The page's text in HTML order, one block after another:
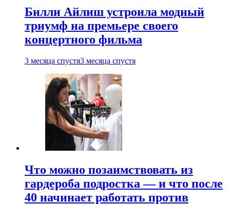
Билли Айлиш устроила модный
триумф на премьере своего
концертного фильма
3 месяца спустя3 месяца спустя
Что можно позаимствовать из
гардероба подростка — и что после
40 начинает работать против